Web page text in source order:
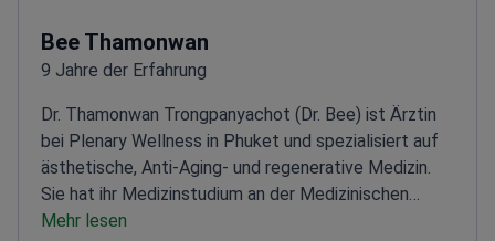
Bee Thamonwan
9 Jahre der Erfahrung
Dr. Thamonwan Trongpanyachot (Dr. Bee) ist Ärztin
bei Plenary Wellness in Phuket und spezialisiert auf
ästhetische, Anti-Aging- und regenerative Medizin.
Sie hat ihr Medizinstudium an der Medizinischen
Universität Lublin in Polen abgeschlossen.
Mehr lesen